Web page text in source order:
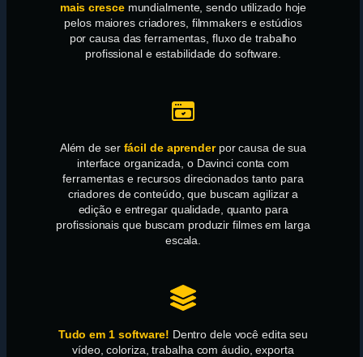
mais crescemundialmente, sendo utilizado hoje
pelos maiores criadores, filmmakers e estúdios
por causa das ferramentas, fluxo de trabalho
profissional e estabilidade do software.
Além de serfácil de aprenderpor causa de sua
interface organizada, o Davinci conta com
ferramentas e recursos direcionados tanto para
criadores de conteúdo, que buscam agilizar a
edição e entregar qualidade, quanto para
profissionais que buscam produzir filmes em larga
escala.
Tudo em 1 software! Dentro dele você edita seu
vídeo, coloriza, trabalha com áudio, exporta